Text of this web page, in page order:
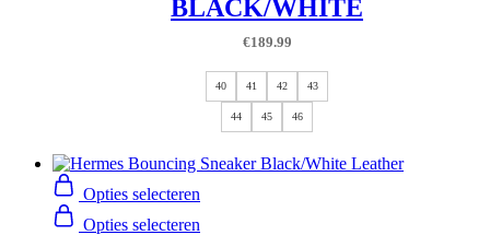
BLACK/WHITE
€189.99
40 41 42 43
44 45 46
Opties selecteren
Opties selecteren